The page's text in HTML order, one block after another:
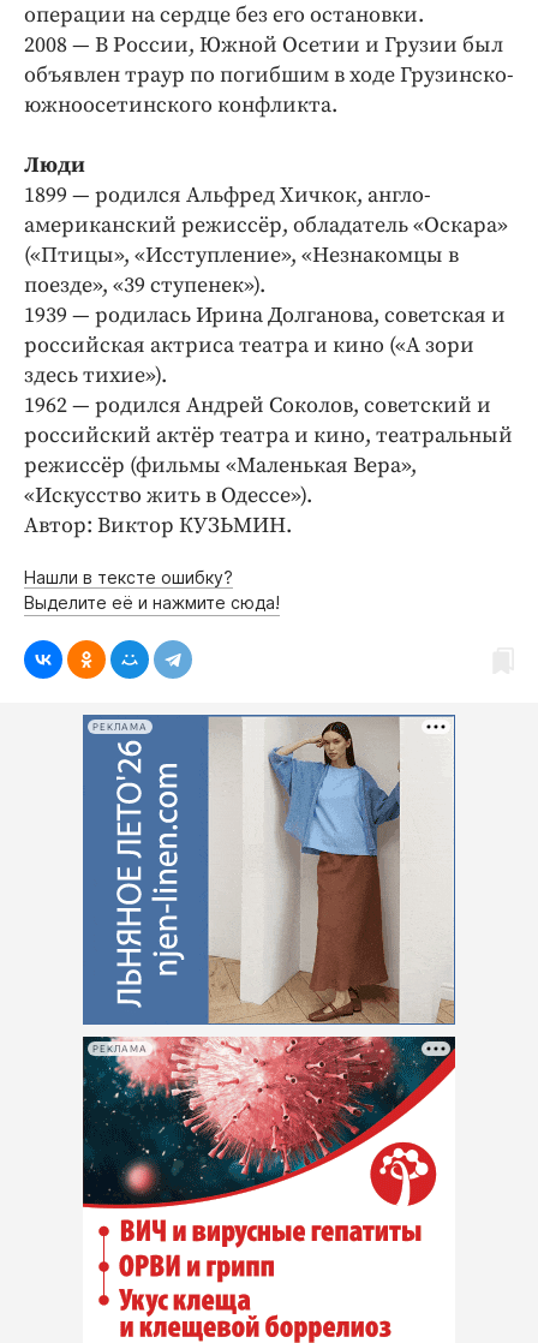
операции на сердце без его остановки.
2008 — В России, Южной Осетии и Грузии был
объявлен траур по погибшим в ходе Грузинско-
южноосетинского конфликта.
Люди
1899 — родился Альфред Хичкок, англо-
американский режиссёр, обладатель «Оскара»
(«Птицы», «Исступление», «Незнакомцы в
поезде», «39 ступенек»).
1939 — родилась Ирина Долганова, советская и
российская актриса театра и кино («А зори
здесь тихие»).
1962 — родился Андрей Соколов, советский и
российский актёр театра и кино, театральный
режиссёр (фильмы «Маленькая Вера»,
«Искусство жить в Одессе»).
Автор: Виктор КУЗЬМИН.
Нашли в тексте ошибку?
Выделите её и нажмите сюда!
РЕКЛАМА
РЕКЛАМА